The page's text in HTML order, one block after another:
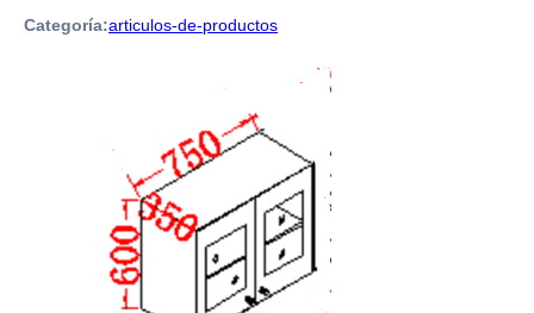
Categoría:articulos-de-productos